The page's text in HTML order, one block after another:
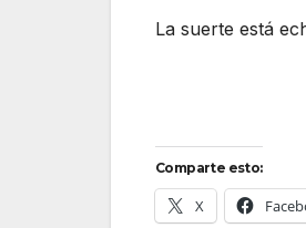
La suerte está
Comparte esto:
X